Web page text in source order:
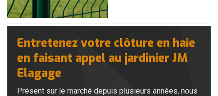
Entretenez votre clôture en haie
en faisant appel au jardinier JM
Elagage
Présent sur le marché depuis plusieurs années, nous